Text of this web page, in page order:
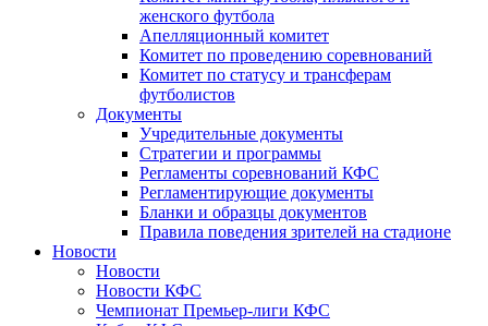
женского футбола
Апелляционный комитет
Комитет по проведению соревнований
Комитет по статусу и трансферам
футболистов
Документы
Учредительные документы
Стратегии и программы
Регламенты соревнований КФС
Регламентирующие документы
Бланки и образцы документов
Правила поведения зрителей на стадионе
Новости
Новости
Новости КФС
Чемпионат Премьер-лиги КФС